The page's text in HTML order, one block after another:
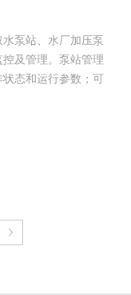
泵站、水厂加压泵
及管理。泵站管理
态和运行参数；可
